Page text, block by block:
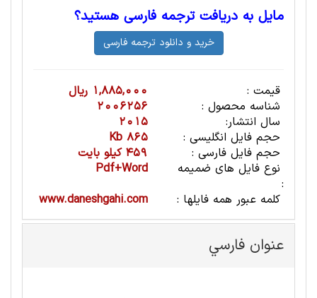
مایل به دریافت ترجمه فارسی هستید؟
قیمت :
1,885,000 ریال
شناسه محصول :
2006256
سال انتشار:
2015
حجم فایل انگلیسی :
865 Kb
حجم فایل فارسی :
459 کیلو بایت
نوع فایل های ضمیمه
:
Pdf+Word
کلمه عبور همه فایلها :
www.daneshgahi.com
عنوان فارسي